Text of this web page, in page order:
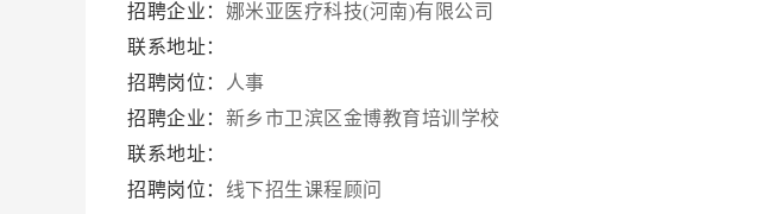
招聘企业： 娜米亚医疗科技(河南)有限公司
联系地址：
招聘岗位：
人事
招聘企业： 新乡市卫滨区金博教育培训学校
联系地址：
招聘岗位： 线下招生课程顾问